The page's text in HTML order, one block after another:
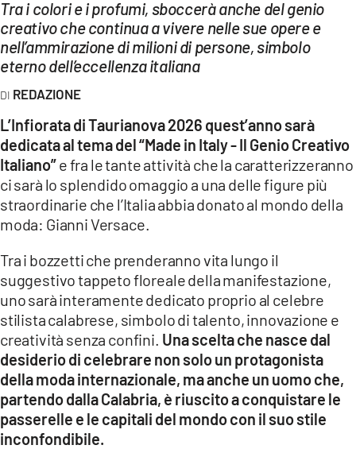
LAC TV
LAC NETWORK
LAC ONAIR
LaC
Network
LACPLAY.IT
LACTV.IT
LACONAIR.IT
LACITYMAG.IT
ILREGGINO.IT
COSENZACHANNEL.IT
ILVIBONESE.IT
CATANZAROCHANNEL.IT
LACAPITALENEWS.IT
Tra i colori e i profumi, sboccerà anche del genio
creativo che continua a vivere nelle sue opere e
nell’ammirazione di milioni di persone, simbolo
eterno dell’eccellenza italiana
REDAZIONE
L’Infiorata di Taurianova 2026 quest’anno sarà
dedicata al tema del “Made in Italy - Il Genio Creativo
Italiano”e fra le tante attività che la caratterizzeranno
ci sarà lo splendido omaggio a una delle figure più
straordinarie che l’Italia abbia donato al mondo della
moda: Gianni Versace.
Tra i bozzetti che prenderanno vita lungo il
suggestivo tappeto floreale della manifestazione,
uno sarà interamente dedicato proprio al celebre
stilista calabrese, simbolo di talento, innovazione e
creatività senza confini. Una scelta che nasce dal
desiderio di celebrare non solo un protagonista
della moda internazionale, ma anche un uomo che,
partendo dalla Calabria, è riuscito a conquistare le
passerelle e le capitali del mondo con il suo stile
inconfondibile.